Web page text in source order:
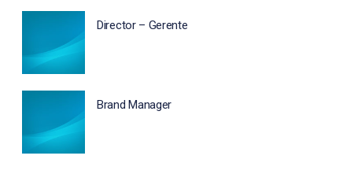
Director – Gerente
Brand Manager